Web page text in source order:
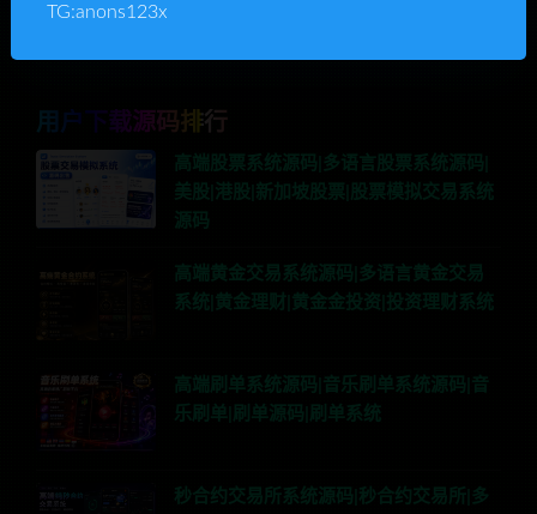
用户下载源码排行
高端股票系统源码|多语言股票系统源码|
美股|港股|新加坡股票|股票模拟交易系统
源码
高端黄金交易系统源码|多语言黄金交易
系统|黄金理财|黄金金投资|投资理财系统
高端刷单系统源码|音乐刷单系统源码|音
乐刷单|刷单源码|刷单系统
秒合约交易所系统源码|秒合约交易所|多
TG:anons123x